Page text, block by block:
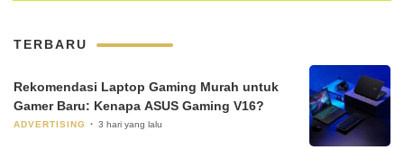
TERBARU
Rekomendasi Laptop Gaming Murah untuk
Gamer Baru: Kenapa ASUS Gaming V16?
ADVERTISING 3 hari yang lalu